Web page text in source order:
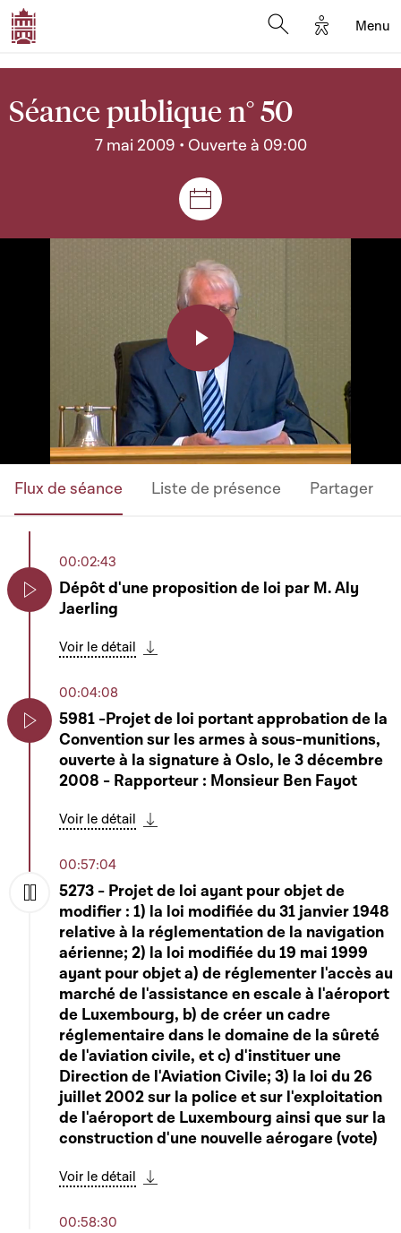
Options
Menu
Séance publique n° 50
7 mai 2009 • Ouverte à 09:00
Séances et réunions
Play
Video
Flux de séance Liste de présence Partager
00:02:43
Dépôt d'une proposition de loi par M. Aly
Jaerling
Voir le détail
00:04:08
5981 -Projet de loi portant approbation de la
Convention sur les armes à sous-munitions,
ouverte à la signature à Oslo, le 3 décembre
2008 - Rapporteur : Monsieur Ben Fayot
Voir le détail
00:57:04
5273 - Projet de loi ayant pour objet de
modifier : 1) la loi modifiée du 31 janvier 1948
relative à la réglementation de la navigation
aérienne; 2) la loi modifiée du 19 mai 1999
ayant pour objet a) de réglementer l'accès au
marché de l'assistance en escale à l'aéroport
de Luxembourg, b) de créer un cadre
réglementaire dans le domaine de la sûreté
de l'aviation civile, et c) d'instituer une
Direction de l'Aviation Civile; 3) la loi du 26
juillet 2002 sur la police et sur l'exploitation
de l'aéroport de Luxembourg ainsi que sur la
construction d'une nouvelle aérogare (vote)
Voir le détail
00:58:30